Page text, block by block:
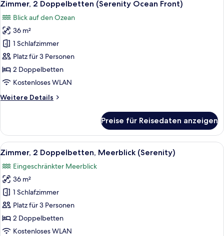
Ocean
Front)
Fotos
für
Zimmer,
2 Doppelbetten
(Serenity
Ocean
Front)
Zimmer, 2 Doppelbetten (Serenity Ocean Front)
Blick auf den Ozean
36 m²
1 Schlafzimmer
Platz für 3 Personen
2 Doppelbetten
Kostenloses WLAN
Weitere Details
Weitere
2 Doppelbetten
(Serenity
Ocean
Preise für Reisedaten anzeigen
Alle
Fotos
für
Zimmer,
2 Doppelbetten,
Meerblick
(Serenity)
anzeigen
Ein Hotelzimmer mit zwei Betten,
6
Zimmer, 2 Doppelbetten, Meerblick (Serenity)
Eingeschränkter Meerblick
36 m²
1 Schlafzimmer
Platz für 3 Personen
2 Doppelbetten
Kostenloses WLAN